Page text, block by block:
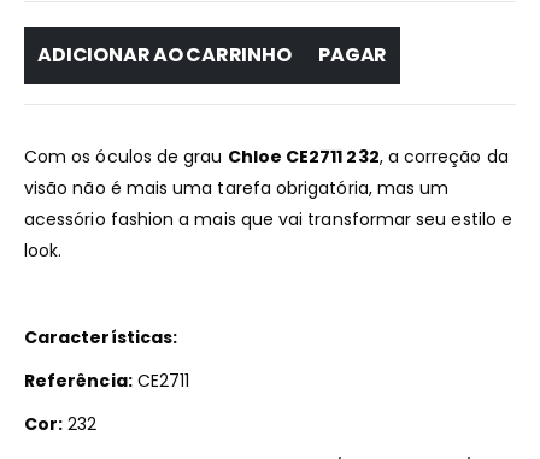
ADICIONAR AO CARRINHO PAGAR
Com os óculos de grau Chloe CE2711 232, a correção da
visão não é mais uma tarefa obrigatória, mas um
acessório fashion a mais que vai transformar seu estilo e
look.
Características:
Referência:CE2711
Cor: 232